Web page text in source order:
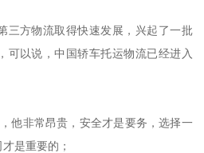
三方物流取得快速发展，兴起了一批
可以说，中国轿车托运物流已经进入
他非常昂贵，安全才是要务，选择一
是重要的；